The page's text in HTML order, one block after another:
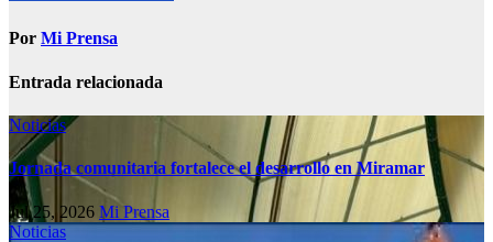
Por Mi Prensa
Entrada relacionada
Noticias
Jornada comunitaria fortalece el desarrollo en Miramar
Jul 25, 2026 Mi Prensa
Noticias